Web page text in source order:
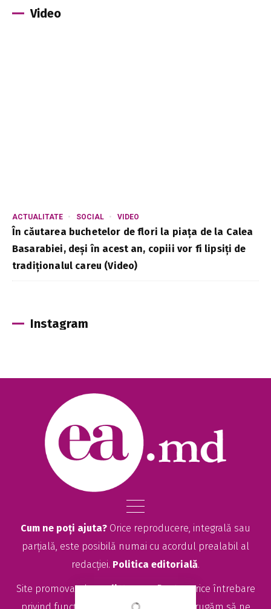
Video
ACTUALITATE SOCIAL VIDEO
În căutarea buchetelor de flori la piața de la Calea
Basarabiei, deși în acest an, copiii vor fi lipsiți de
tradiționalul careu (Video)
Instagram
Cum ne poți ajuta? Orice reproducere, integrală sau
parțială, este posibilă numai cu acordul prealabil al
redacției. Politica editorială.
Site promovat deseolitte.com. Pentru orice întrebare